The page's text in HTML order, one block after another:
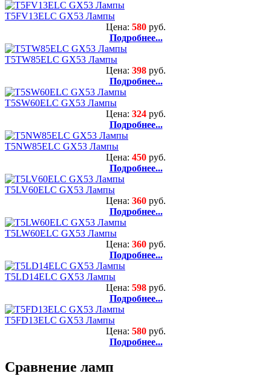
T5FV13ELC GX53 Лампы
Цена: 580 руб.
Подробнее...
T5TW85ELC GX53 Лампы
Цена: 398 руб.
Подробнее...
T5SW60ELC GX53 Лампы
Цена: 324 руб.
Подробнее...
T5NW85ELC GX53 Лампы
Цена: 450 руб.
Подробнее...
T5LV60ELC GX53 Лампы
Цена: 360 руб.
Подробнее...
T5LW60ELC GX53 Лампы
Цена: 360 руб.
Подробнее...
T5LD14ELC GX53 Лампы
Цена: 598 руб.
Подробнее...
T5FD13ELC GX53 Лампы
Цена: 580 руб.
Подробнее...
Сравнение ламп